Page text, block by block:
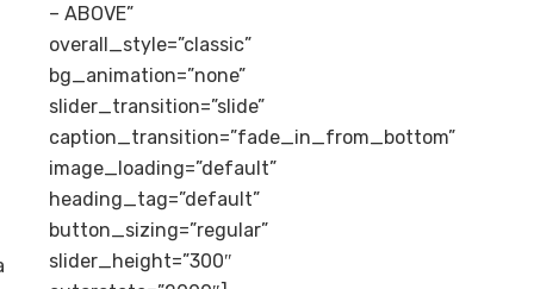
– ABOVE”
overall_style=”classic”
bg_animation=”none”
slider_transition=”slide”
caption_transition=”fade_in_from_bottom”
image_loading=”default”
heading_tag=”default”
button_sizing=”regular”
slider_height=”300″